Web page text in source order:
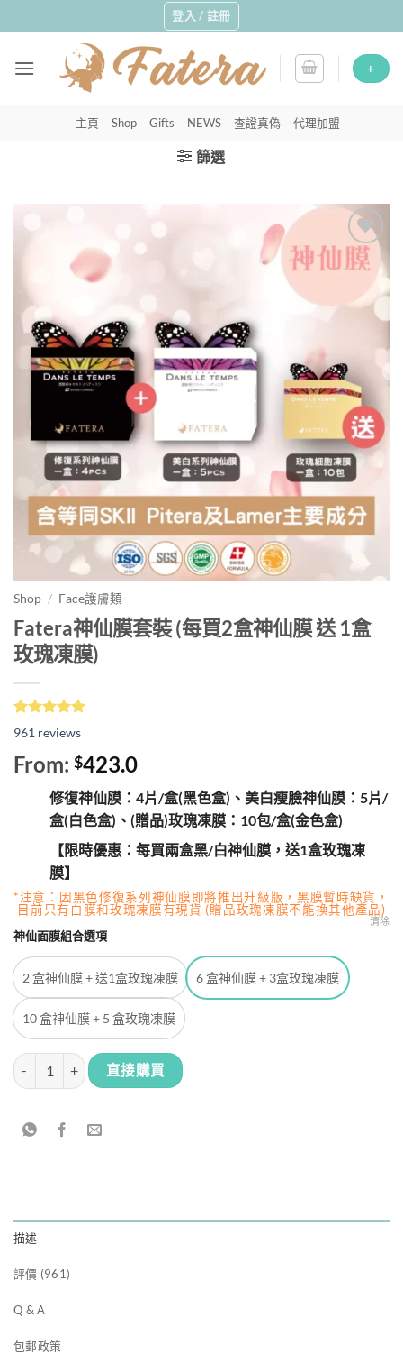
to
登入 / 註冊
+
主頁 Shop Gifts NEWS 查證真偽 代理加盟
篩選
Shop / Face護膚類
Fatera神仙膜套裝 (每買2盒神仙膜 送 1盒
玫瑰凍膜)
評分 5.00
5，已有
961
位
顧客進行評
分
961 reviews
From: $423.0
修復神仙膜：4片/盒(黑色盒)、美白瘦臉神仙膜：5片/
盒(白色盒)、(贈品)玫瑰凍膜：10包/盒(金色盒)
【限時優惠：每買兩盒黑/白神仙膜，送1盒玫瑰凍
膜】
*注意：因黑色修復系列神仙膜即將推出升級版，黑膜暫時缺貨，
目前只有白膜和玫瑰凍膜有現貨 (贈品玫瑰凍膜不能換其他產品)
神仙面膜組合選項
2 盒神仙膜 + 送1盒玫瑰凍膜 6 盒神仙膜 + 3盒玫瑰凍膜
10 盒神仙膜 + 5 盒玫瑰凍膜
清除
Fatera神仙膜套裝 (每買2盒神仙膜 送 1盒玫瑰凍膜) 數量
直接購買
描述
評價 (961)
Q & A
包郵政策